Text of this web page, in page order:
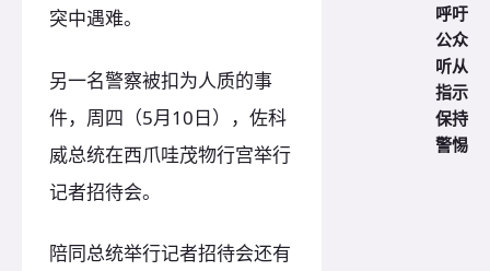
突中遇难。
另一名警察被扣为人质的事
件，周四（5月10日），佐科
威总统在西爪哇茂物行宫举行
记者招待会。
陪同总统举行记者招待会还有
呼吁
公众
听从
指示
保持
警惕